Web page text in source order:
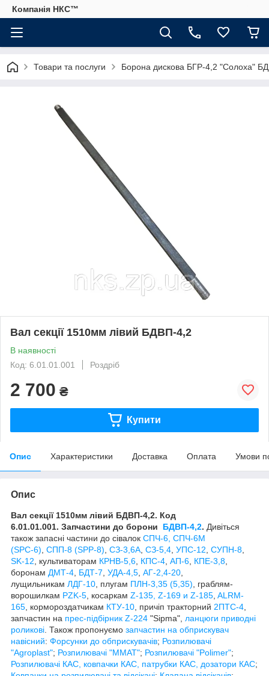
Компанія НКС™
Товари та послуги Борона дискова БГР-4,2 "Солоха"
Вал секції 1510мм лівий БДВП-4,2
В наявності
Код: 6.01.01.001
Роздріб
2 700 ₴
Купити
Опис Характеристики Доставка Оплата Умови
Опис
Вал секції 1510мм лівий БДВП-4,2. Код
6.01.01.001. Запчастини до борони БДВП-4,2. Дивіться
також запасні частини до сівалок СПЧ-6, СПЧ-6М
(SPС-6) СПП-8 (SPP-8) СЗ-3,6А СЗ-5,4 УПС-12 СУПН-8
SK-12 , культиваторам КРНВ-5,6 КПС-4 АП-6 КПЕ-3,8
боронам ДМТ-4 БДТ-7 УДА-4,5 АГ-2,4-20
лущильникам ЛДГ-10 , плугам ПЛН-3,35 (5,35) , граблям-
ворошилкам PZK-5 , косаркам Z-135, Z-169 и Z-185 ALRM-
165 , кормороздатчикам КТУ-10 , причіп тракторний 2ПТС-4
запчастин на прес-підбірник Z-224 "Sipma", ланцюги приводні
роликові . Також пропонуємо запчастин на обприскувач
навісний: Форсунки до обприскувачів; Розпилювачі
"Agroplast"; Розпилювачі "MMAT"; Розпилювачі "Polimer";
Розпилювачі КАС, ковпачки КАС, патрубки КАС, дозатори КАС;